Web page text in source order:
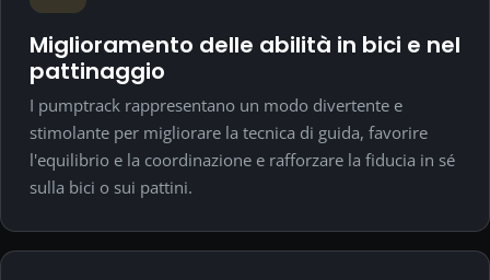
Miglioramento delle abilità in bici e nel
pattinaggio
I pumptrack rappresentano un modo divertente e
stimolante per migliorare la tecnica di guida, favorire
l'equilibrio e la coordinazione e rafforzare la fiducia in sé
sulla bici o sui pattini.